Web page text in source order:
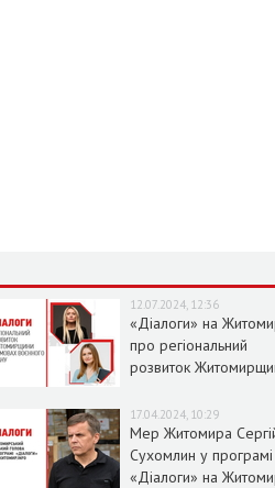
12.07.2024, 12:36
«Діалоги» на
про регіональний
розвиток
17.04.2024, 10:29
Мер Житомира
Сухомлин у програмі
«Діалоги» на